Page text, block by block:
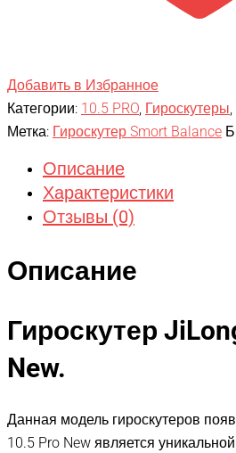
Добавить в Избранное
Категории: 10.5 PRO Гироскутеры
Метка: Гироскутер Smort Balance
Описание
Характеристики
Отзывы (0)
Описание
Гироскутер
New.
Данная модель гироскутеров
10.5 Pro New является